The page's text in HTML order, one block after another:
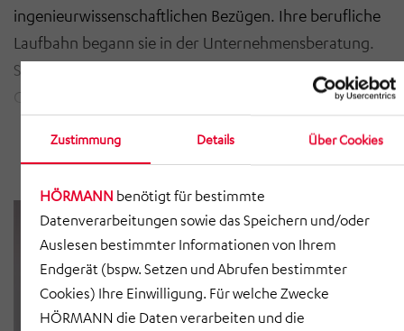
Zustimmung Details Über Cookies
HÖRMANN benötigt für bestimmte
Datenverarbeitungen sowie das Speichern und/oder
Auslesen bestimmter Informationen von Ihrem
Endgerät (bspw. Setzen und Abrufen bestimmter
Cookies) Ihre Einwilligung. Für welche Zwecke
HÖRMANN die Daten verarbeiten und die
ingenieurwissenschaftlichen Bezügen. Ihre berufliche
Laufbahn begann sie in der Unternehmensberatung.
Seit Oktober 2018 ist sie Teil der HÖRMANN Industries
GmbH und verantwortete zunächst den Bereich
der HÖRMANN Warnsysteme GmbH. Und seit dem 1.
April 2026 ist Anna Hörmann Mitglied der
Geschäftsführung der HÖRMANN Holding.